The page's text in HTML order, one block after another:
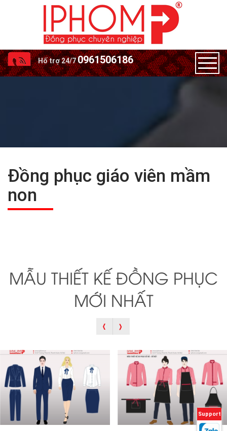
Hố trợ 24/70961506186
Đồng phục giáo viên mầm
non
MẪU THIẾT KẾ ĐỒNG PHỤC
MỚI NHẤT
Support